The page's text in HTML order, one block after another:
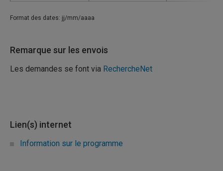
Format des dates: jj/mm/aaaa
Remarque sur les envois
Les demandes se font via RechercheNet
Lien(s) internet
Information sur le programme